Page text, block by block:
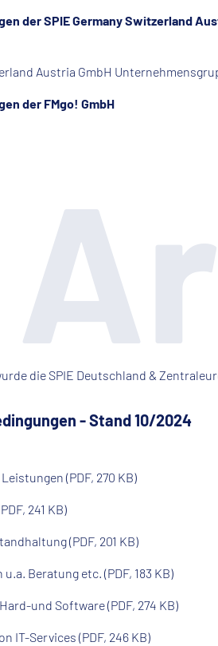
der SPIE Germany Switzerland
Austria GmbH
der FMgo! GmbH
die SPIE Deutschland &
- Stand 10/2024
(PDF, 270 KB)
241 KB)
(PDF, 201 KB)
Beratung etc. (PDF, 183 KB)
und Software (PDF, 274 KB)
IT-Services (PDF, 246 KB)